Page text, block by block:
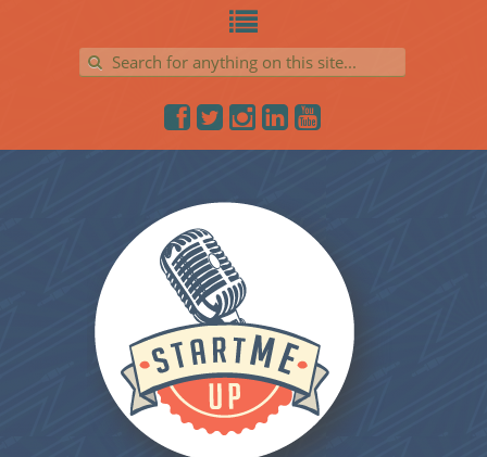
Search for: